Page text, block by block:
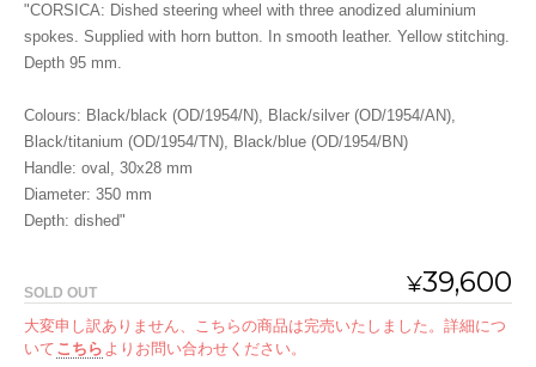
"CORSICA: Dished steering wheel with three anodized aluminium
spokes. Supplied with horn button. In smooth leather. Yellow stitching.
Depth 95 mm.
Colours: Black/black (OD/1954/N), Black/silver (OD/1954/AN),
Black/titanium (OD/1954/TN), Black/blue (OD/1954/BN)
Handle: oval, 30x28 mm
Diameter: 350 mm
Depth: dished"
¥39,600
SOLD OUT
大変申し訳ありません、こちらの商品は完売いたしました。詳細につ
いて こちら よりお問い合わせください。